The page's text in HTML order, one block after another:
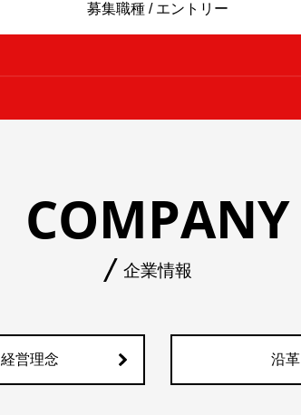
募集職種 / エントリー
COMPANY
企業情報
経営理念 沿革